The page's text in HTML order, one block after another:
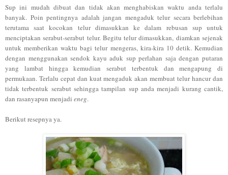
Sup ini mudah dibuat dan tidak akan menghabiskan waktu anda terlalu
banyak. Poin pentingnya adalah jangan mengaduk telur secara berlebihan
terutamasaat kocokan telur dimasukkan ke dalam rebusan sup untuk
menciptakan serabut-serabut telur. Begitu telur dimasukkan, diamkan sejenak
untuk memberikan waktu bagi telur mengeras, kira-kira 10 detik. Kemudian
dengan menggunakan sendok kayu aduk sup perlahan saja dengan putaran
yang lambat hingga kemudian serabut terbentuk dan mengapung di
permukaan. Terlalu cepat dan kuat mengaduk akan membuat telur hancur dan
tidak terbentuk serabut sehingga tampilan sup anda menjadi kurang cantik,
dan rasanyapun menjadi eneg.
Berikut resepnya ya.